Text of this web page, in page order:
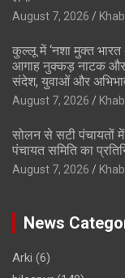
August 7, 2026
कुल्लू में ‘नशा मुक्त
आगाह नुक्कड़ नाटक और
संदेश, युवाओं और
August 7, 2026
सोलन से सटी पंचायतों
पंचायत समिति का
August 7, 2026
News
Arki (6)